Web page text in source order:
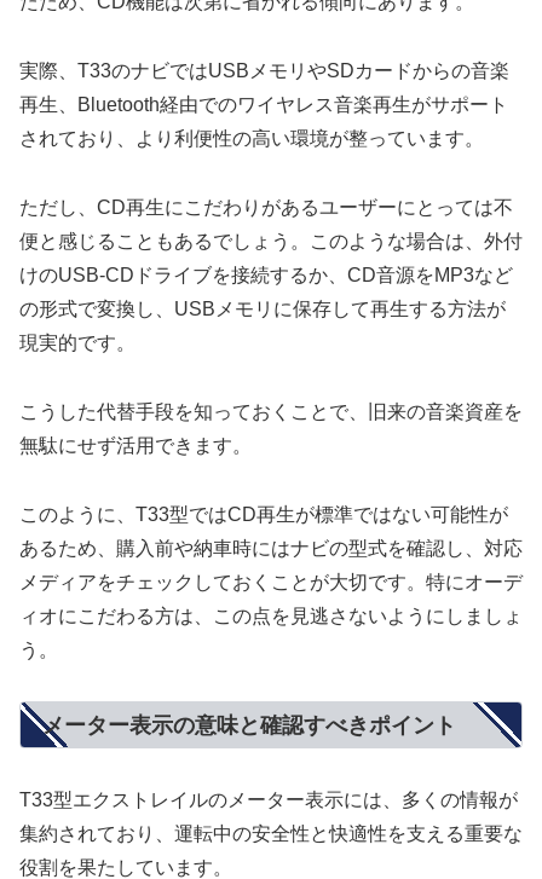
実際、T33のナビではUSBメモリやSDカードからの音楽
再生、Bluetooth経由でのワイヤレス音楽再生がサポート
されており、より利便性の高い環境が整っています。
ただし、CD再生にこだわりがあるユーザーにとっては不
便と感じることもあるでしょう。このような場合は、外付
けのUSB-CDドライブを接続するか、CD音源をMP3など
の形式で変換し、USBメモリに保存して再生する方法が
現実的です。
こうした代替手段を知っておくことで、旧来の音楽資産を
無駄にせず活用できます。
このように、T33型ではCD再生が標準ではない可能性が
あるため、購入前や納車時にはナビの型式を確認し、対応
メディアをチェックしておくことが大切です。特にオーデ
ィオにこだわる方は、この点を見逃さないようにしましょ
う。
メーター表示の意味と確認すべきポイント
T33型エクストレイルのメーター表示には、多くの情報が
集約されており、運転中の安全性と快適性を支える重要な
役割を果たしています。